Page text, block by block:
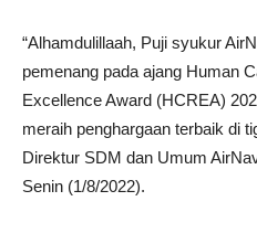
“Alhamdulillaah, Puji syukur
pemenang pada ajang Human
Excellence Award (HCREA)
meraih penghargaan terbaik di
Direktur SDM dan Umum
Senin (1/8/2022).